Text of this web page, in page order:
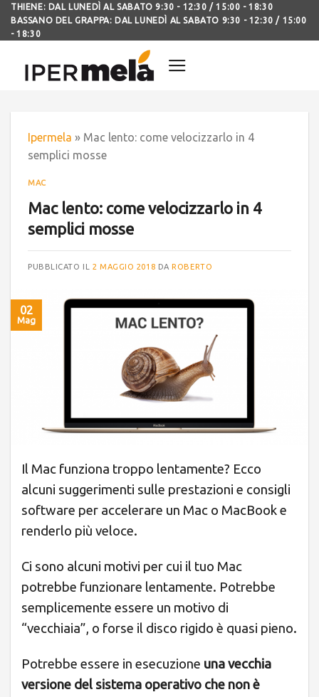
THIENE: DAL LUNEDÌ AL SABATO 9:30 - 12:30 / 15:00 - 18:30
BASSANO DEL GRAPPA: DAL LUNEDÌ AL SABATO 9:30 - 12:30 / 15:00
- 18:30
Ipermela » Mac lento: come velocizzarlo in 4
semplici mosse
MAC
Mac lento: come velocizzarlo in 4
semplici mosse
PUBBLICATO IL 2 MAGGIO 2018 DAROBERTO
02
Mag
Il Mac funziona troppo lentamente? Ecco
alcuni suggerimenti sulle prestazioni e consigli
software per accelerare un Mac o MacBook e
renderlo più veloce.
Ci sono alcuni motivi per cui il tuo Mac
potrebbe funzionare lentamente. Potrebbe
semplicemente essere un motivo di
“vecchiaia”, o forse il disco rigido è quasi pieno.
Potrebbe essere in esecuzione una vecchia
versione del sistema operativo che non è